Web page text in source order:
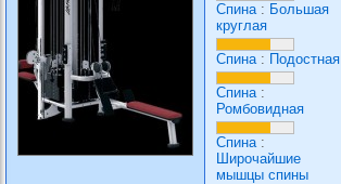
Спина: Большая
круглая
Спина: Подостная
Спина:
Ромбовидная
Спина:
Широчайшие
мышцы спины